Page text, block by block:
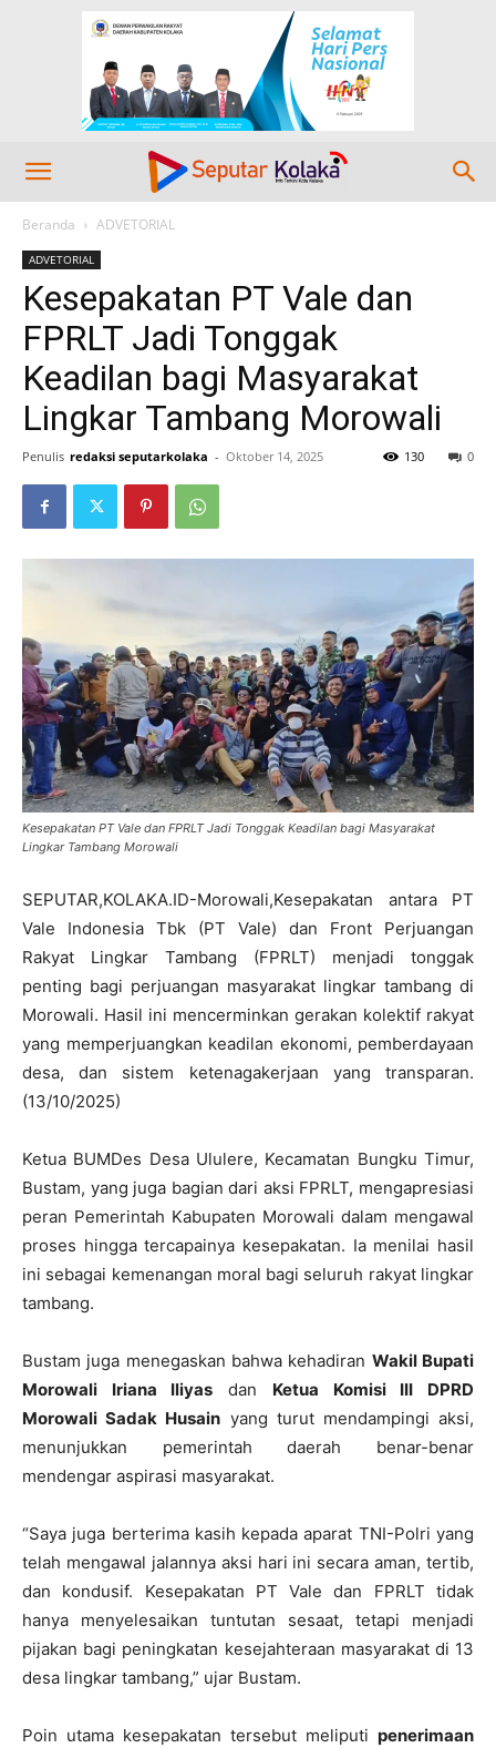
Beranda ADVETORIAL
ADVETORIAL
Kesepakatan PT Vale dan
FPRLT Jadi Tonggak
Keadilan bagi Masyarakat
Lingkar Tambang Morowali
Penulis redaksi seputarkolaka - Oktober 14, 2025 0
130
Kesepakatan PT Vale dan FPRLT Jadi Tonggak Keadilan bagi Masyarakat
Lingkar Tambang Morowali
SEPUTAR,KOLAKA.ID-Morowali,Kesepakatan antara PT
Vale Indonesia Tbk (PT Vale) dan Front Perjuangan
Rakyat Lingkar Tambang (FPRLT) menjadi tonggak
penting bagi perjuangan masyarakat lingkar tambang di
Morowali. Hasil ini mencerminkan gerakan kolektif rakyat
yang memperjuangkan keadilan ekonomi, pemberdayaan
desa, dan sistem ketenagakerjaan yang transparan.
(13/10/2025)
Ketua BUMDes Desa Ululere, Kecamatan Bungku Timur,
Bustam, yang juga bagian dari aksi FPRLT, mengapresiasi
peran Pemerintah Kabupaten Morowali dalam mengawal
proses hingga tercapainya kesepakatan. Ia menilai hasil
ini sebagai kemenangan moral bagi seluruh rakyat lingkar
tambang.
Bustam juga menegaskan bahwa kehadiran Wakil Bupati
Morowali Iriana Iliyas dan Ketua Komisi III DPRD
Morowali Sadak Husain yang turut mendampingi aksi,
menunjukkan pemerintah daerah benar-benar
mendengar aspirasi masyarakat.
“Saya juga berterima kasih kepada aparat TNI-Polri yang
telah mengawal jalannya aksi hari ini secara aman, tertib,
dan kondusif. Kesepakatan PT Vale dan FPRLT tidak
hanya menyelesaikan tuntutan sesaat, tetapi menjadi
pijakan bagi peningkatan kesejahteraan masyarakat di 13
desa lingkar tambang,” ujar Bustam.
Poin utama kesepakatan tersebut meliputi penerimaan